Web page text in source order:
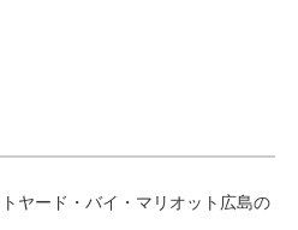
ヤード・バイ・マリオット広島の